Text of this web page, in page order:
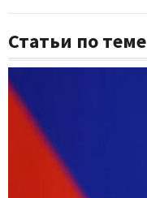
Статьи по теме